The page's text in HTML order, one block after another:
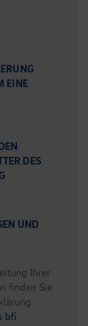
EINE
DES
UND
Ihrer
finden Sie
bfi